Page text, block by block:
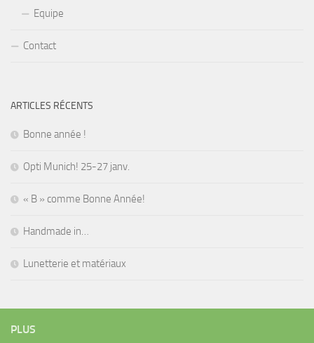
Equipe
Contact
ARTICLES RÉCENTS
Bonne année !
Opti Munich! 25-27 janv.
« B » comme Bonne Année!
Handmade in…
Lunetterie et matériaux
PLUS